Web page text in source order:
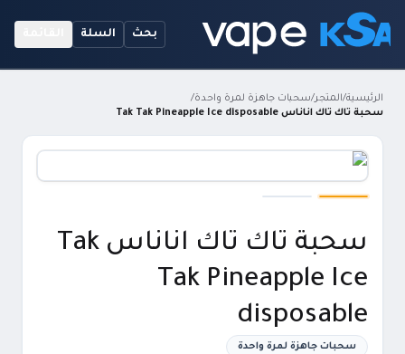
بحث السلة
الرئيسية/المتجر/سحبات جاهزة لمرة واحدة/
سحبة تاك تاك اناناس Tak Tak Pineapple Ice disposable
سحبة تاك تاك اناناس Tak
Tak Pineapple Ice
disposable
سحبات جاهزة لمرة واحدة